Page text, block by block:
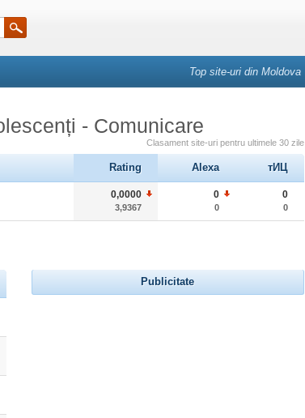
Top site-uri din Moldova
- Comunicare
Clasament site-uri pentru ultimele 30 zile
Rating Alexa тИЦ
0,0000
3,9367
0
0
0
0
Publicitate